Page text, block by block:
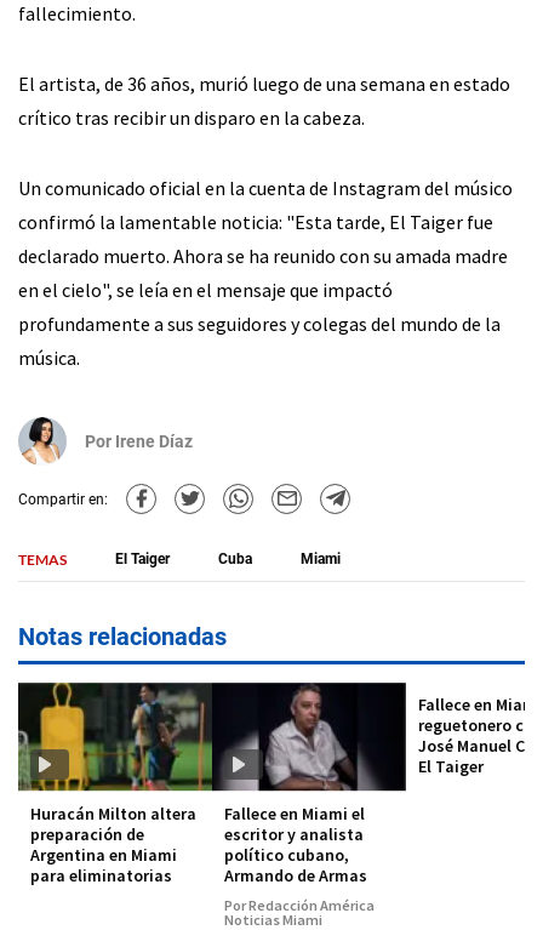
fallecimiento.
El artista, de 36 años, murió luego de una semana en estado
crítico tras recibir un disparo en la cabeza.
Un comunicado oficial en la cuenta de Instagram del músico
confirmó la lamentable noticia: "Esta tarde, El Taiger fue
declarado muerto. Ahora se ha reunido con su amada madre
en el cielo", se leía en el mensaje que impactó
profundamente a sus seguidores y colegas del mundo de la
música.
Por Irene Díaz
Compartir en:
TEMAS El Taiger Cuba Miami
Notas relacionadas
Huracán Milton altera
preparación de
Argentina en Miami
para eliminatorias
Fallece en Miami el
escritor y analista
político cubano,
Armando de Armas
Por Redacción América
Noticias Miami
Fallece en
reguetonero
José Manuel
El Taiger